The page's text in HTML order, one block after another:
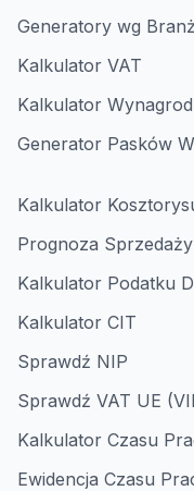
Generatory wg
Kalkulator VAT
Kalkulator
Generator Pasków
Kalkulator
Prognoza Sprzedaży
Kalkulator Podatku
Kalkulator CIT
Sprawdź NIP
Sprawdź VAT UE
Kalkulator Czasu
Ewidencja Czasu